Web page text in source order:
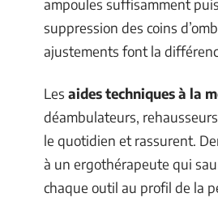
ampoules suffisamment
suppression des coins
ajustements font la
Les aides techniques à la
déambulateurs,
le quotidien et rassurent.
à un ergothérapeute qui
chaque outil au profil de la